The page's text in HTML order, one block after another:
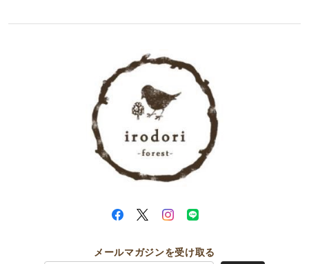
メールマガジンを受け取る